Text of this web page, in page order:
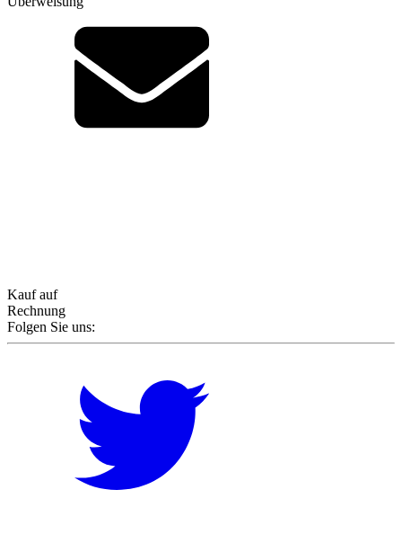
Kauf auf
Rechnung
Folgen Sie uns: